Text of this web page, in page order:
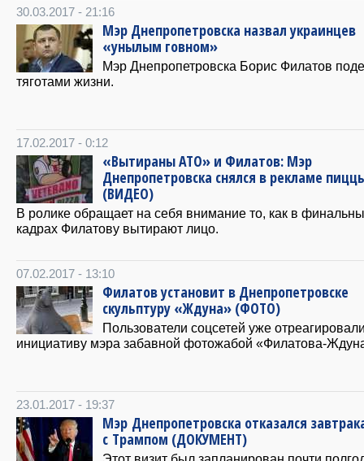
30.03.2017 - 21:16
Мэр Днепропетровска назвал украинцев
«унылым говном»
Мэр Днепропетровска Борис Филатов
тяготами жизни.
17.02.2017 - 0:12
«Вытираны АТО» и Филатов: Мэр
Днепропетровска снялся в рекламе
(ВИДЕО)
В ролике обращает на себя внимание то, как в
кадрах Филатову вытирают лицо.
07.02.2017 - 13:10
Филатов установит в Днепропетровске
скульптуру «Ждуна» (ФОТО)
Пользователи соцсетей уже
инициативу мэра забавной фотожабой «Филатова-
23.01.2017 - 19:37
Мэр Днепропетровска отказался
с Трампом (ДОКУМЕНТ)